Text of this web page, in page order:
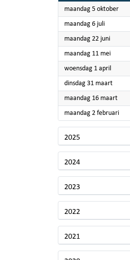
maandag 5 oktober2026
maandag 6 juli2026
maandag 22 juni2026
maandag 11 mei2026
woensdag 1 april
dinsdag 31 maart2026
maandag 16 maart2026
maandag 2 februari2026
2025
2024
2023
2022
2021